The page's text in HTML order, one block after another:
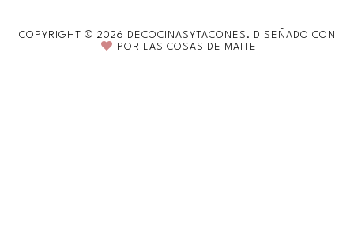
COPYRIGHT © 2026 DECOCINASYTACONES.
DISEÑADO CON
POR
LAS COSAS DE MAITE